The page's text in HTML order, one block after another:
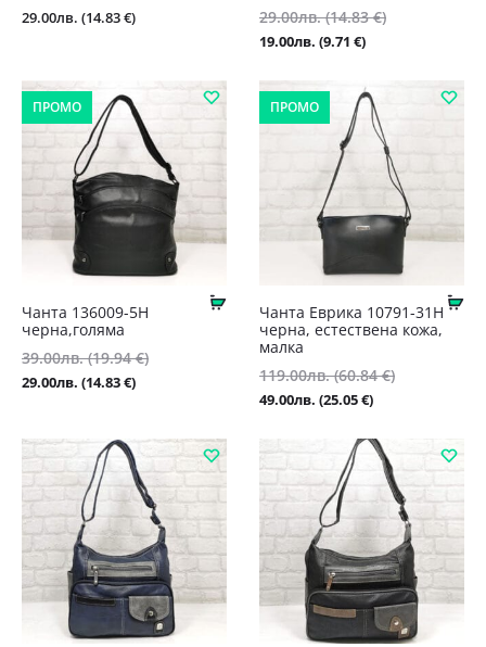
29.00лв. (14.83 €)
29.00лв. (14.83 €)Original
€).
19.00лв. (9.71 €)Текущата
е:
19.00лв.
(9.71
ПРОМО
Купи
Чанта 136009-5Н
черна,голяма
39.00лв. (19.94 €)Original
(19.94
€).
29.00лв. (14.83 €)Текущата
29.00лв.
(14.83
€).
ПРОМО
Чанта Еврика 10791-31Н
черна, естествена кожа,
малка
119.00лв. (60.84 €)Original
119.00лв.
(60.84
€).
49.00лв. (25.05 €)Текущата
е:
49.00лв.
(25.05
€).